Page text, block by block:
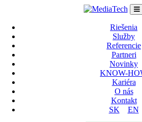
Riešenia
Služby
Referencie
Partneri
Novinky
KNOW-
Kariéra
O nás
Kontakt
SK
EN